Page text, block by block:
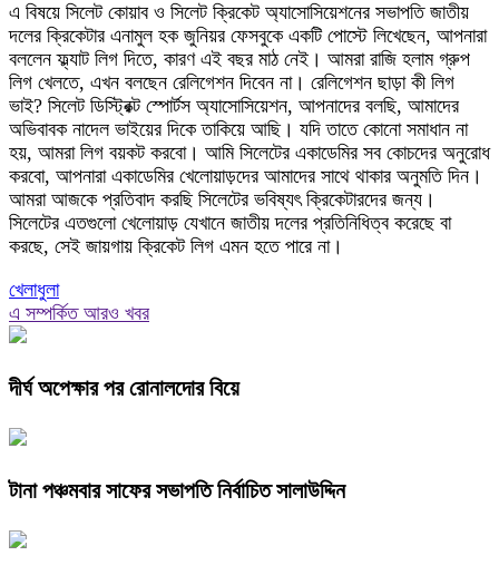
এ বিষয়ে সিলেট কোয়াব ও সিলেট ক্রিকেট অ্যাসোসিয়েশনের সভাপতি জাতীয়
দলের ক্রিকেটার এনামুল হক জুনিয়র ফেসবুকে একটি পোস্টে লিখেছেন, আপনারা
বললেন ফ্ল্যাট লিগ দিতে, কারণ এই বছর মাঠ নেই। আমরা রাজি হলাম গ্রুপ
লিগ খেলতে, এখন বলছেন রেলিগেশন দিবেন না। রেলিগেশন ছাড়া কী লিগ
ভাই? সিলেট ডিস্ট্রিক্ট স্পোর্টস অ্যাসোসিয়েশন, আপনাদের বলছি, আমাদের
অভিবাবক নাদেল ভাইয়ের দিকে তাকিয়ে আছি। যদি তাতে কোনো সমাধান না
হয়, আমরা লিগ বয়কট করবো। আমি সিলেটের একাডেমির সব কোচদের অনুরোধ
করবো, আপনারা একাডেমির খেলোয়াড়দের আমাদের সাথে থাকার অনুমতি দিন।
আমরা আজকে প্রতিবাদ করছি সিলেটের ভবিষ্যৎ ক্রিকেটারদের জন্য।
সিলেটের এতগুলো খেলোয়াড় যেখানে জাতীয় দলের প্রতিনিধিত্ব করেছে বা
করছে, সেই জায়গায় ক্রিকেট লিগ এমন হতে পারে না।
খেলাধুলা
এ সম্পর্কিত আরও খবর
দীর্ঘ অপেক্ষার পর রোনালদোর বিয়ে
টানা পঞ্চমবার সাফের সভাপতি নির্বাচিত সালাউদ্দিন